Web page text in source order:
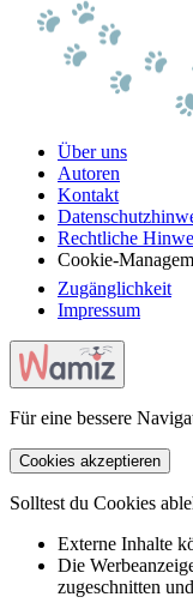
Über uns
Autoren
Kontakt
Rechtliche
Cookie-
Zugänglichkeit
Impressum
Für eine bessere
Cookies akzeptieren
Solltest du Cookies
Externe Inhalte
Die
zugeschnitten